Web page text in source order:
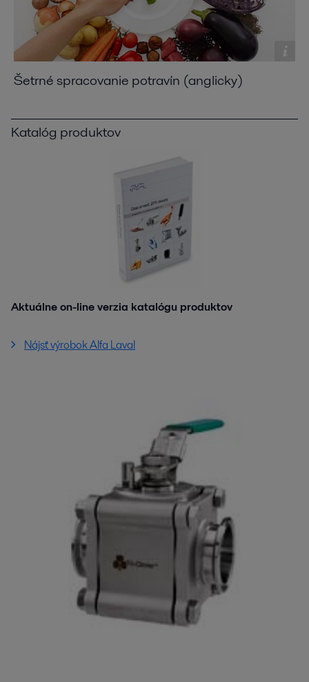
Šetrné spracovanie potravín (anglicky)
Katalóg produktov
Aktuálne on-line verzia katalógu produktov
Nájsť výrobok Alfa Laval